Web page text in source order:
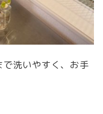
洗いやすく、お手